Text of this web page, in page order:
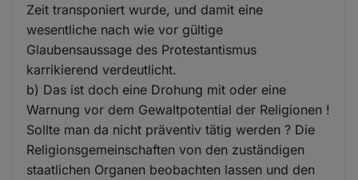
Zeit transponiert wurde, und damit eine
wesentliche nach wie vor gültige
Glaubensaussage des Protestantismus
karrikierend verdeutlicht.
b) Das ist doch eine Drohung mit oder eine
Warnung vor dem Gewaltpotential der Religionen !
Sollte man da nicht präventiv tätig werden ? Die
Religionsgemeinschaften von den zuständigen
staatlichen Organen beobachten lassen und den